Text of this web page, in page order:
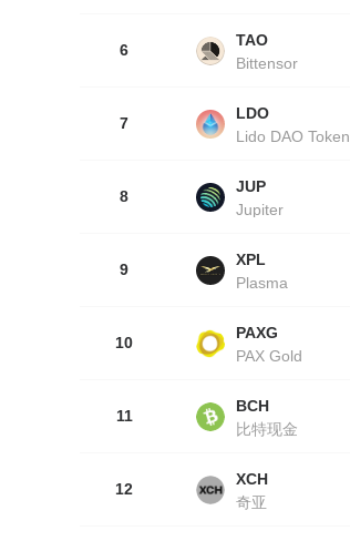
6
TAO
Bittensor
7
LDO
Lido DAO Token
8
JUP
Jupiter
9
XPL
Plasma
10
PAXG
PAX Gold
11
BCH
比特现金
12
XCH
奇亚